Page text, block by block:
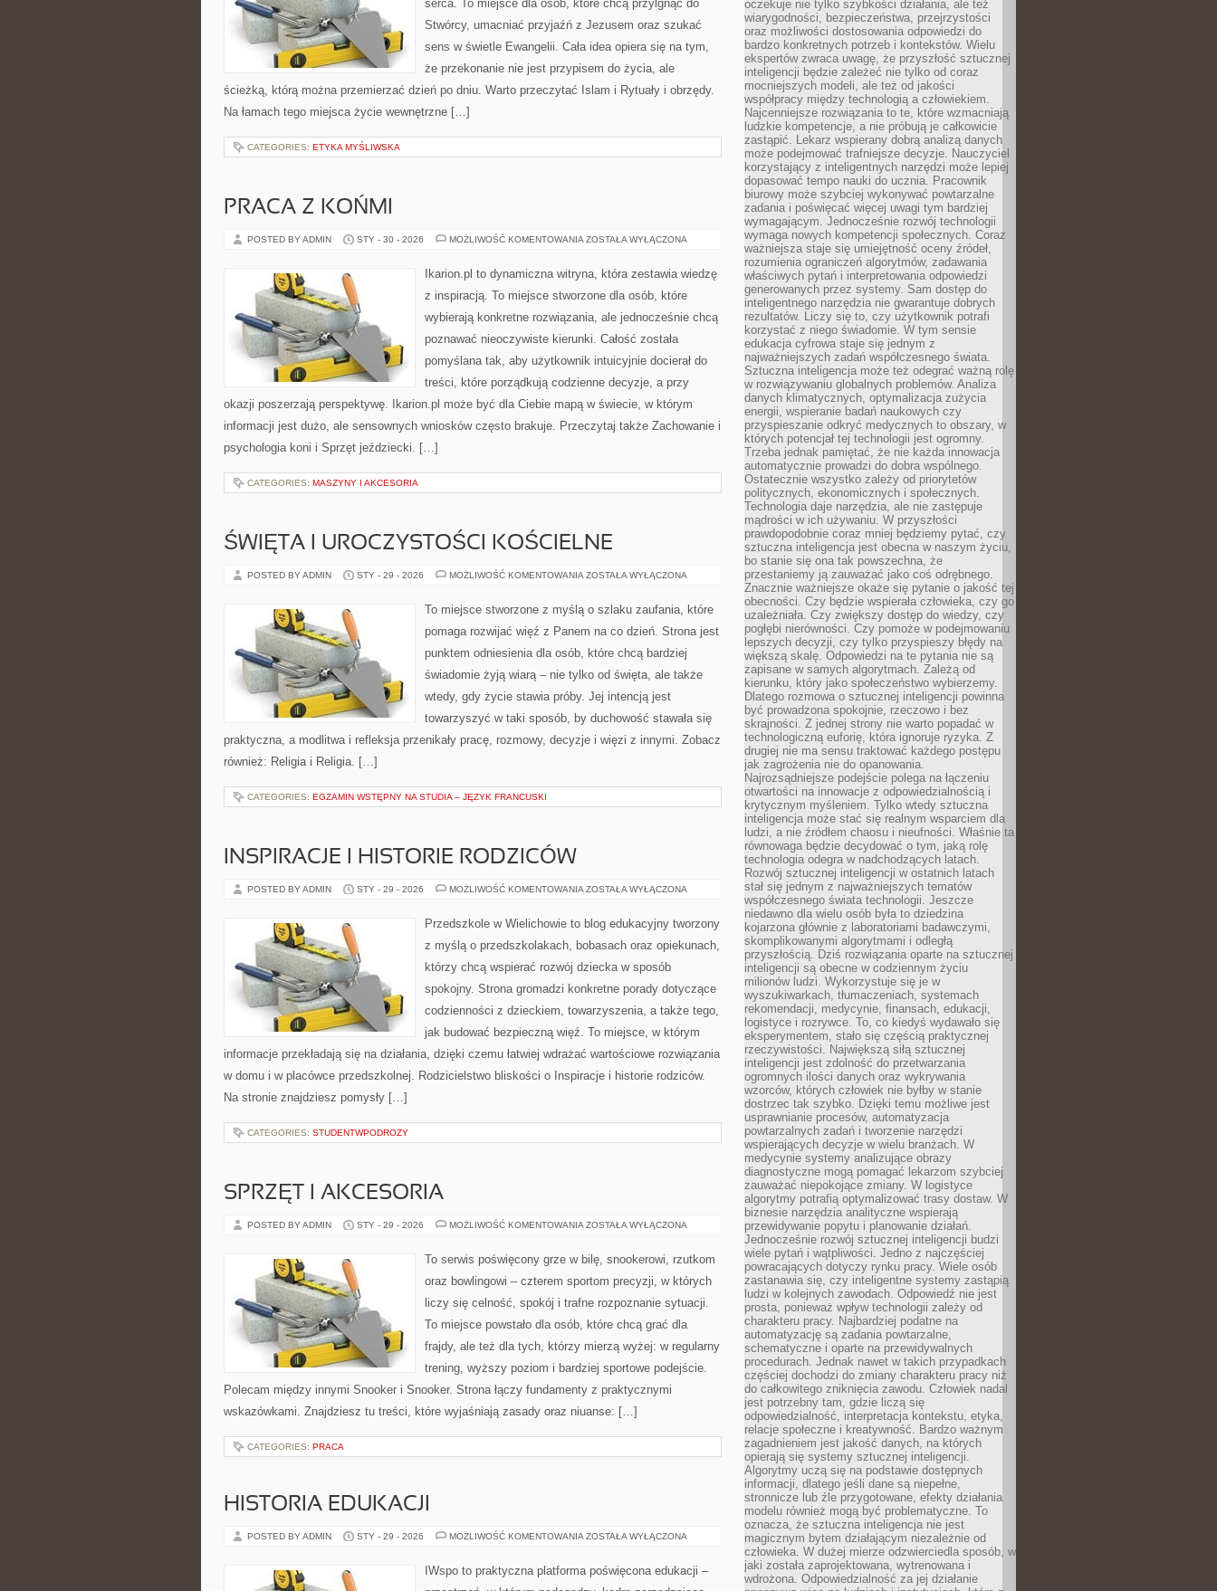
serca. To miejsce dla osób, które chcą przylgnąć do
Stwórcy, umacniać przyjaźń z Jezusem oraz szukać
sens w świetle Ewangelii. Cała idea opiera się na tym,
że przekonanie nie jest przypisem do życia, ale
ścieżką, którą można przemierzać dzień po dniu. Warto przeczytać Islam i Rytuały i obrzędy.
Na łamach tego miejsca życie wewnętrzne […]
CATEGORIES: ETYKA MYŚLIWSKA
PRACA Z KOŃMI
POSTED BY ADMIN STY - 30 - 2026 MOŻLIWOŚĆ KOMENTOWANIA PRACA
ZOSTAŁA WYŁĄCZONA
Ikarion.pl to dynamiczna witryna, która zestawia wiedzę
z inspiracją. To miejsce stworzone dla osób, które
wybierają konkretne rozwiązania, ale jednocześnie chcą
poznawać nieoczywiste kierunki. Całość została
pomyślana tak, aby użytkownik intuicyjnie docierał do
treści, które porządkują codzienne decyzje, a przy
okazji poszerzają perspektywę. Ikarion.pl może być dla Ciebie mapą w świecie, w którym
informacji jest dużo, ale sensownych wniosków często brakuje. Przeczytaj także Zachowanie i
psychologia koni i Sprzęt jeździecki. […]
CATEGORIES: MASZYNY I AKCESORIA
ŚWIĘTA I UROCZYSTOŚCI KOŚCIELNE
POSTED BY ADMIN STY - 29 - 2026 MOŻLIWOŚĆ KOMENTOWANIA ŚWIĘTA
KOŚCIELNE
ZOSTAŁA WYŁĄCZONA
To miejsce stworzone z myślą o szlaku zaufania, które
pomaga rozwijać więź z Panem na co dzień. Strona jest
punktem odniesienia dla osób, które chcą bardziej
świadomie żyją wiarą – nie tylko od święta, ale także
wtedy, gdy życie stawia próby. Jej intencją jest
towarzyszyć w taki sposób, by duchowość stawała się
praktyczna, a modlitwa i refleksja przenikały pracę, rozmowy, decyzje i więzi z innymi. Zobacz
również: Religia i Religia. […]
CATEGORIES: EGZAMIN WSTĘPNY NA STUDIA – JĘZYK FRANCUSKI
INSPIRACJE I HISTORIE RODZICÓW
POSTED BY ADMIN STY - 29 - 2026 MOŻLIWOŚĆ KOMENTOWANIA INSPIRACJE
RODZICÓW
ZOSTAŁA WYŁĄCZONA
Przedszkole w Wielichowie to blog edukacyjny tworzony
z myślą o przedszkolakach, bobasach oraz opiekunach,
którzy chcą wspierać rozwój dziecka w sposób
spokojny. Strona gromadzi konkretne porady dotyczące
codzienności z dzieckiem, towarzyszenia, a także tego,
jak budować bezpieczną więź. To miejsce, w którym
informacje przekładają się na działania, dzięki czemu łatwiej wdrażać wartościowe rozwiązania
w domu i w placówce przedszkolnej. Rodzicielstwo bliskości o Inspiracje i historie rodziców.
Na stronie znajdziesz pomysły […]
CATEGORIES: STUDENTWPODROZY
SPRZĘT I AKCESORIA
POSTED BY ADMIN STY - 29 - 2026 MOŻLIWOŚĆ KOMENTOWANIA SPRZĘT
ZOSTAŁA WYŁĄCZONA
To serwis poświęcony grze w bilę, snookerowi, rzutkom
oraz bowlingowi – czterem sportom precyzji, w których
liczy się celność, spokój i trafne rozpoznanie sytuacji.
To miejsce powstało dla osób, które chcą grać dla
frajdy, ale też dla tych, którzy mierzą wyżej: w regularny
trening, wyższy poziom i bardziej sportowe podejście.
Polecam między innymi Snooker i Snooker. Strona łączy fundamenty z praktycznymi
wskazówkami. Znajdziesz tu treści, które wyjaśniają zasady oraz niuanse: […]
CATEGORIES: PRACA
HISTORIA EDUKACJI
POSTED BY ADMIN STY - 29 - 2026 MOŻLIWOŚĆ KOMENTOWANIA HISTORIA
ZOSTAŁA WYŁĄCZONA
IWspo to praktyczna platforma poświęcona edukacji –
oczekuje nie tylko szybkości działania, ale też
wiarygodności, bezpieczeństwa, przejrzystości
oraz możliwości dostosowania odpowiedzi do
bardzo konkretnych potrzeb i kontekstów. Wielu
ekspertów zwraca uwagę, że przyszłość sztucznej
inteligencji będzie zależeć nie tylko od coraz
mocniejszych modeli, ale też od jakości
współpracy między technologią a człowiekiem.
Najcenniejsze rozwiązania to te, które wzmacniają
ludzkie kompetencje, a nie próbują je całkowicie
zastąpić. Lekarz wspierany dobrą analizą danych
może podejmować trafniejsze decyzje. Nauczyciel
korzystający z inteligentnych narzędzi może lepiej
dopasować tempo nauki do ucznia. Pracownik
biurowy może szybciej wykonywać powtarzalne
zadania i poświęcać więcej uwagi tym bardziej
wymagającym. Jednocześnie rozwój technologii
wymaga nowych kompetencji społecznych. Coraz
ważniejsza staje się umiejętność oceny źródeł,
rozumienia ograniczeń algorytmów, zadawania
właściwych pytań i interpretowania odpowiedzi
generowanych przez systemy. Sam dostęp do
inteligentnego narzędzia nie gwarantuje dobrych
rezultatów. Liczy się to, czy użytkownik potrafi
korzystać z niego świadomie. W tym sensie
edukacja cyfrowa staje się jednym z
najważniejszych zadań współczesnego świata.
Sztuczna inteligencja może też odegrać ważną rolę
w rozwiązywaniu globalnych problemów. Analiza
danych klimatycznych, optymalizacja zużycia
energii, wspieranie badań naukowych czy
przyspieszanie odkryć medycznych to obszary, w
których potencjał tej technologii jest ogromny.
Trzeba jednak pamiętać, że nie każda innowacja
automatycznie prowadzi do dobra wspólnego.
Ostatecznie wszystko zależy od priorytetów
politycznych, ekonomicznych i społecznych.
Technologia daje narzędzia, ale nie zastępuje
mądrości w ich używaniu. W przyszłości
prawdopodobnie coraz mniej będziemy pytać, czy
sztuczna inteligencja jest obecna w naszym życiu,
bo stanie się ona tak powszechna, że
przestaniemy ją zauważać jako coś odrębnego.
Znacznie ważniejsze okaże się pytanie o jakość tej
obecności. Czy będzie wspierała człowieka, czy go
uzależniała. Czy zwiększy dostęp do wiedzy, czy
pogłębi nierówności. Czy pomoże w podejmowaniu
lepszych decyzji, czy tylko przyspieszy błędy na
większą skalę. Odpowiedzi na te pytania nie są
zapisane w samych algorytmach. Zależą od
kierunku, który jako społeczeństwo wybierzemy.
Dlatego rozmowa o sztucznej inteligencji powinna
być prowadzona spokojnie, rzeczowo i bez
skrajności. Z jednej strony nie warto popadać w
technologiczną euforię, która ignoruje ryzyka. Z
drugiej nie ma sensu traktować każdego postępu
jak zagrożenia nie do opanowania.
Najrozsądniejsze podejście polega na łączeniu
otwartości na innowacje z odpowiedzialnością i
krytycznym myśleniem. Tylko wtedy sztuczna
inteligencja może stać się realnym wsparciem dla
ludzi, a nie źródłem chaosu i nieufności. Właśnie ta
równowaga będzie decydować o tym, jaką rolę
technologia odegra w nadchodzących latach.
Rozwój sztucznej inteligencji w ostatnich latach
stał się jednym z najważniejszych tematów
współczesnego świata technologii. Jeszcze
niedawno dla wielu osób była to dziedzina
kojarzona głównie z laboratoriami badawczymi,
skomplikowanymi algorytmami i odległą
przyszłością. Dziś rozwiązania oparte na sztucznej
inteligencji są obecne w codziennym życiu
milionów ludzi. Wykorzystuje się je w
wyszukiwarkach, tłumaczeniach, systemach
rekomendacji, medycynie, finansach, edukacji,
logistyce i rozrywce. To, co kiedyś wydawało się
eksperymentem, stało się częścią praktycznej
rzeczywistości. Największą siłą sztucznej
inteligencji jest zdolność do przetwarzania
ogromnych ilości danych oraz wykrywania
wzorców, których człowiek nie byłby w stanie
dostrzec tak szybko. Dzięki temu możliwe jest
usprawnianie procesów, automatyzacja
powtarzalnych zadań i tworzenie narzędzi
wspierających decyzje w wielu branżach. W
medycynie systemy analizujące obrazy
diagnostyczne mogą pomagać lekarzom szybciej
zauważać niepokojące zmiany. W logistyce
algorytmy potrafią optymalizować trasy dostaw. W
biznesie narzędzia analityczne wspierają
przewidywanie popytu i planowanie działań.
Jednocześnie rozwój sztucznej inteligencji budzi
wiele pytań i wątpliwości. Jedno z najczęściej
powracających dotyczy rynku pracy. Wiele osób
zastanawia się, czy inteligentne systemy zastąpią
ludzi w kolejnych zawodach. Odpowiedź nie jest
prosta, ponieważ wpływ technologii zależy od
charakteru pracy. Najbardziej podatne na
automatyzację są zadania powtarzalne,
schematyczne i oparte na przewidywalnych
procedurach. Jednak nawet w takich przypadkach
częściej dochodzi do zmiany charakteru pracy niż
do całkowitego zniknięcia zawodu. Człowiek nadal
jest potrzebny tam, gdzie liczą się
odpowiedzialność, interpretacja kontekstu, etyka,
relacje społeczne i kreatywność. Bardzo ważnym
zagadnieniem jest jakość danych, na których
opierają się systemy sztucznej inteligencji.
Algorytmy uczą się na podstawie dostępnych
informacji, dlatego jeśli dane są niepełne,
stronnicze lub źle przygotowane, efekty działania
modelu również mogą być problematyczne. To
oznacza, że sztuczna inteligencja nie jest
magicznym bytem działającym niezależnie od
człowieka. W dużej mierze odzwierciedla sposób, w
jaki została zaprojektowana, wytrenowana i
wdrożona. Odpowiedzialność za jej działanie